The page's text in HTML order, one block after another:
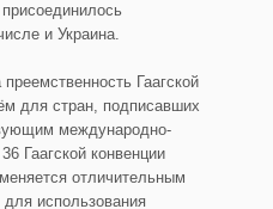
и Украина.
Гаагской
для стран, подписавших
международно-
Гаагской конвенции
отличительным
использования